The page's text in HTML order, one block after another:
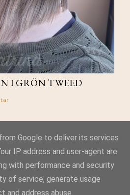
I GRÖN TWEED
Använder Blogger
frånMae Burke
Google to deliver its services
IP address and user-agent are
with performance and security
of service, generate usage
address abuse.